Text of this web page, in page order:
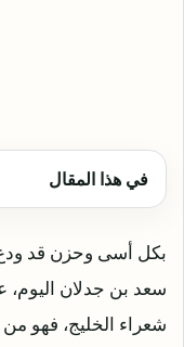
في هذا المقال
بكل أسى وحزن قد
شعراء الخليج، فهو